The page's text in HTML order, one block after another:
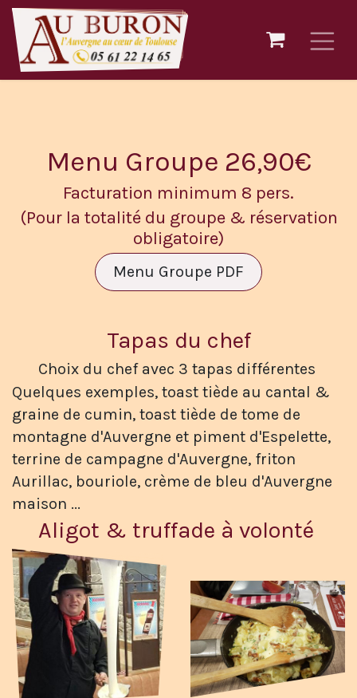
Ir al contenido
Menu Groupe 26,90€
Facturation minimum 8 pers.
(Pour la totalité du groupe & réservation
obligatoire)
Menu Groupe PDF
Tapas du chef
Choix du chef avec 3 tapas différentes
Quelques exemples, toast tiède au cantal &
graine de cumin, toast tiède de tome de
montagne d'Auvergne et piment d'Espelette,
terrine de campagne d'Auvergne, friton
Aurillac, bouriole, crème de bleu d'Auvergne
maison ...
Aligot & truffade à volonté